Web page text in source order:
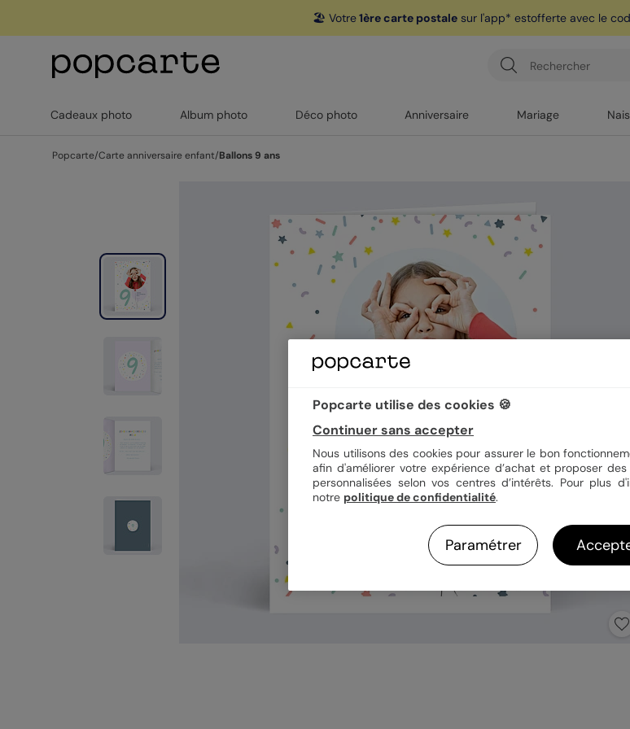
🏖️ Votre1ère carte postalesur l'app* estofferte avec le
Cadeaux photo Album photo Déco photo Anniversaire Mariage
Popcarte/Carte anniversaire enfant/Ballons 9 ans
Popcarte utilise des cookies 🍪
Continuer sans accepter
Nous utilisons des cookies pour assurer le bon
afin d'améliorer votre expérience d’achat et proposer
personnalisées selon vos centres d’intérêts. Pour plus
notre politique de confidentialité.
Paramétrer